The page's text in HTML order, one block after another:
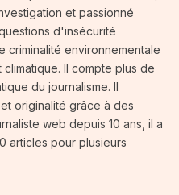
et passionné
d'insécurité
criminalité environnementale
Il compte plus de
du journalisme. Il
originalité grâce à des
web depuis 10 ans, il a
articles pour plusieurs